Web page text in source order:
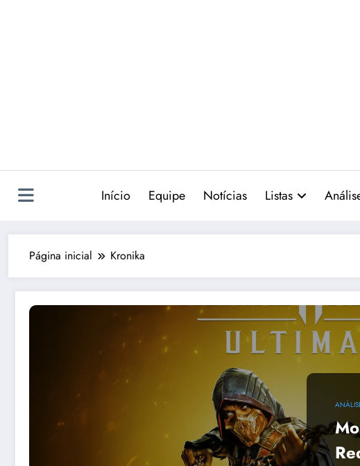
Início Equipe Notícias Listas
Página inicial Kronika